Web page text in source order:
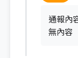
通報內
無內容